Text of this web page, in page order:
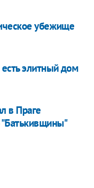
убежище
элитный дом
в Праге